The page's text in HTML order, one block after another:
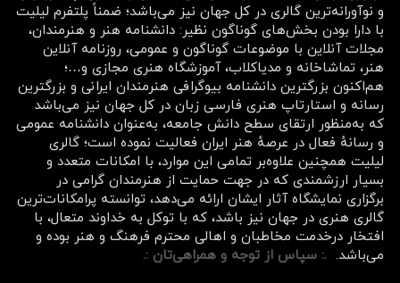
و نوآورانه‌ترین گالری در کل جهان نیز می‌باشد؛ ضمناً پلتفرم لیلیت
با دارا بودن بخش‌های گوناگون نظیر: دانشنامه هنر و هنرمندان،
مجلات آنلاین با موضوعات گوناگون و عمومی، روزنامه آنلاین
هنر، تماشاخانه و مدیاکلاب، آموزشگاه هنری مجازی و…؛
هم‌اکنون بزرگترین دانشنامه بیوگرافی هنرمندان ایرانی و بزرگترین
رسانه و استارتاپ هنری فارسی زبان در کل جهان نیز می‌باشد
که به‌منظور ارتقای سطح دانش جامعه، به‌عنوان دانشنامه عمومی
و رسانهٔ فعال در عرصهٔ هنر ایران فعالیت نموده است؛ گالری
لیلیت همچنین علاوه‌بر تمامی این موارد، با امکانات متعدد و
بسیار ارزشمندی که در جهت حمایت از هنرمندان گرامی در
برگزاری نمایشگاه آثار ایشان ارائه می‌دهد، توانسته پرامکانات‌ترین
گالری هنری در جهان نیز باشد، که با توکل به خداوند متعال، با
افتخار درخدمت مخاطبان و اهالی محترم فرهنگ و هنر بوده و
می‌باشد. .: سپاس از توجه و همراهی‌تان :.